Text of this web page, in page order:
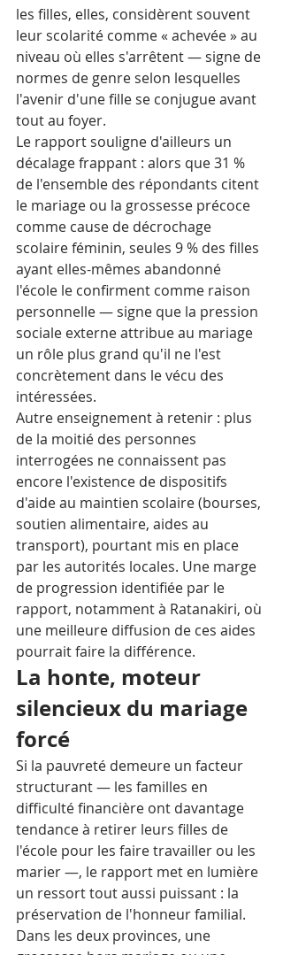
les filles, elles, considèrent souvent
leur scolarité comme « achevée » au
niveau où elles s'arrêtent — signe de
normes de genre selon lesquelles
l'avenir d'une fille se conjugue avant
tout au foyer.
Le rapport souligne d'ailleurs un
décalage frappant : alors que 31 %
de l'ensemble des répondants citent
le mariage ou la grossesse précoce
comme cause de décrochage
scolaire féminin, seules 9 % des filles
ayant elles-mêmes abandonné
l'école le confirment comme raison
personnelle — signe que la pression
sociale externe attribue au mariage
un rôle plus grand qu'il ne l'est
concrètement dans le vécu des
intéressées.
Autre enseignement à retenir : plus
de la moitié des personnes
interrogées ne connaissent pas
encore l'existence de dispositifs
d'aide au maintien scolaire (bourses,
soutien alimentaire, aides au
transport), pourtant mis en place
par les autorités locales. Une marge
de progression identifiée par le
rapport, notamment à Ratanakiri, où
une meilleure diffusion de ces aides
pourrait faire la différence.
La honte, moteur
silencieux du mariage
forcé
Si la pauvreté demeure un facteur
structurant — les familles en
difficulté financière ont davantage
tendance à retirer leurs filles de
l'école pour les faire travailler ou les
marier —, le rapport met en lumière
un ressort tout aussi puissant : la
préservation de l'honneur familial.
Dans les deux provinces, une